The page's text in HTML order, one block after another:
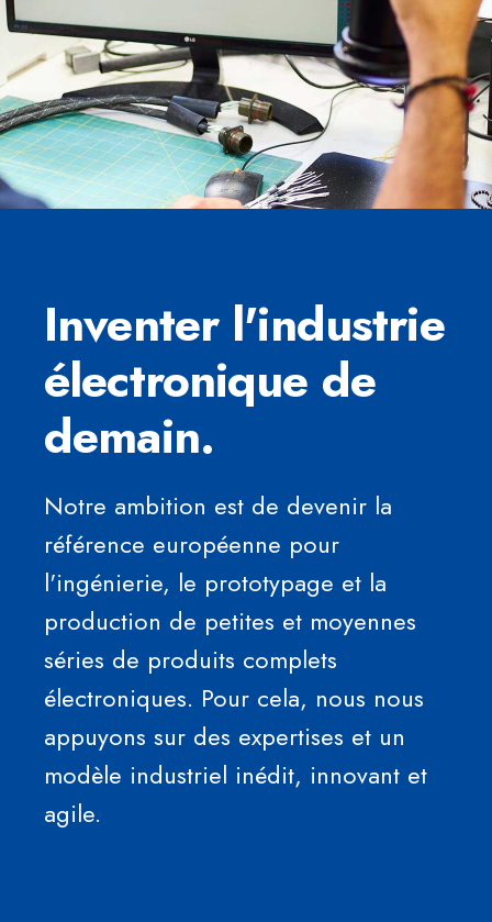
Inventer l'industrie
électronique de
demain.
Notre ambition est de devenir la
référence européenne pour
l'ingénierie, le prototypage et la
production de petites et moyennes
séries de produits complets
électroniques. Pour cela, nous nous
appuyons sur des expertises et un
modèle industriel inédit, innovant et
agile.